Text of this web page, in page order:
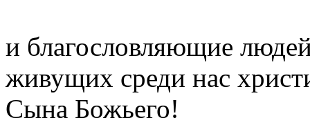
и благословляющие
живущих среди нас
Сына Божьего!